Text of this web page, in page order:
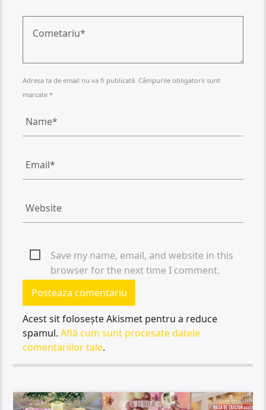
Adresa ta de email nu va fi publicată. Câmpurile obligatorii sunt
marcate *
Save my name, email, and website in this
browser for the next time I comment.
Acest sit folosește Akismet pentru a reduce
spamul.Află cum sunt procesate datele
comentariilor tale.